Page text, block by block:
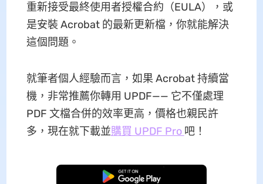
重新接受最終使用者授權合約（EULA），或
是安裝 Acrobat 的最新更新檔，你就能解決
這個問題。
就筆者個人經驗而言，如果 Acrobat 持續當
機，非常推薦你轉用 UPDF—— 它不僅處理
PDF 文檔合併的效率更高，價格也親民許
多，現在就下載並購買 UPDF Pro 吧！
免費下載